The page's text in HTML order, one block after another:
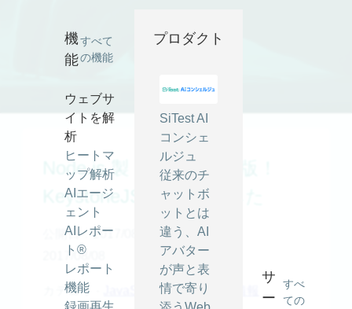
機
能
すべて
の機能
ウェブサ
イトを解
析
ヒートマ
ップ解析
AIエージ
ェント
AIレポー
ト®
レポート
機能
録画再生
プロダクト
SiTest AI
コンシェ
ルジュ
従来のチ
ャットボ
ットとは
違う、AI
アバター
が声と表
情で寄り
サ
ー
すべ
ての
Node.js 製 CMS の決定版！
KeystoneJS を試してみた
公開日：2017/08/08 最終更新日：
2017/08/08
カテゴリ - JavaScript,node.js,